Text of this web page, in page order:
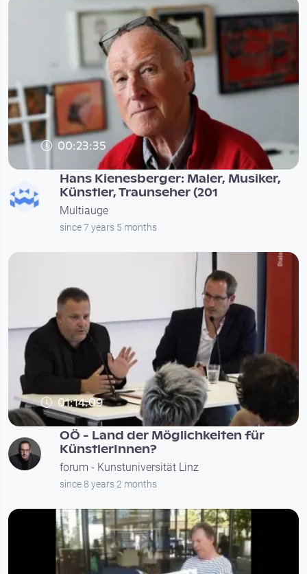
00:23:35
Hans Kienesberger: Maler, Musiker,
Künstler, Traunseher (201
Multiauge
since 7 years 5 months
01:14:09
OÖ - Land der Möglichkeiten für
KünstlerInnen?
forum - Kunstuniversität Linz
since 8 years 2 months